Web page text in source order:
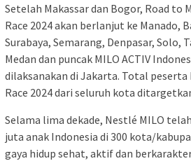
Setelah Makassar dan Bogor, Road to
Race 2024 akan berlanjut ke Manado,
Surabaya, Semarang, Denpasar, Solo,
Medan dan puncak MILO ACTIV
dilaksanakan di Jakarta. Total peserta
Race 2024 dari seluruh kota
Selama lima dekade, Nestlé MILO
juta anak Indonesia di 300 kota/
gaya hidup sehat, aktif dan